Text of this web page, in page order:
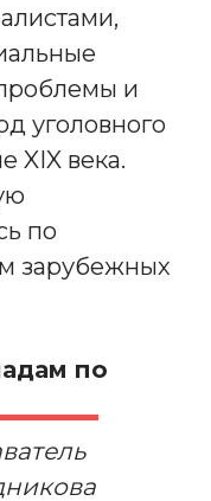
и
уголовного
XIX века.
по
зарубежных
по